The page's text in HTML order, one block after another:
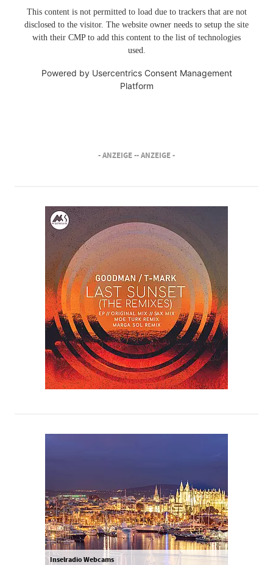
This content is not permitted to load due to trackers that are not
disclosed to the visitor. The website owner needs to setup the site
with their CMP to add this content to the list of technologies
used.
Powered by Usercentrics Consent Management
Platform
- ANZEIGE -- ANZEIGE -
Inselradio Webcams